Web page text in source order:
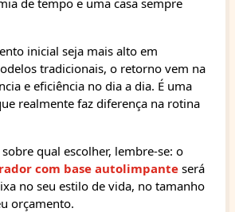
inicial seja mais alto em
tradicionais, o retorno vem na
e eficiência no dia a dia. É uma
realmente faz diferença na rotina
sobre qual escolher, lembre-se: o
com base autolimpante será
no seu estilo de vida, no tamanho
orçamento.